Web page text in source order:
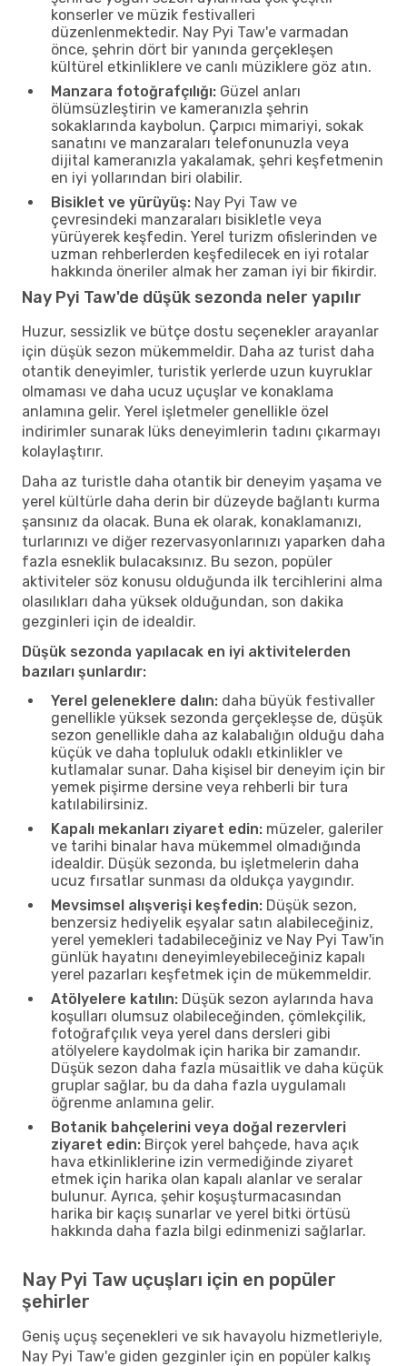
konserler ve müzik festivalleri
düzenlenmektedir. Nay Pyi Taw'e varmadan
önce, şehrin dört bir yanında gerçekleşen
kültürel etkinliklere ve canlı müziklere göz atın.
Manzara fotoğrafçılığı: Güzel anları
ölümsüzleştirin ve kameranızla şehrin
sokaklarında kaybolun. Çarpıcı mimariyi, sokak
sanatını ve manzaraları telefonunuzla veya
dijital kameranızla yakalamak, şehri keşfetmenin
en iyi yollarından biri olabilir.
Bisiklet ve yürüyüş: Nay Pyi Taw ve
çevresindeki manzaraları bisikletle veya
yürüyerek keşfedin. Yerel turizm ofislerinden ve
uzman rehberlerden keşfedilecek en iyi rotalar
hakkında öneriler almak her zaman iyi bir fikirdir.
Nay Pyi Taw'de düşük sezonda neler yapılır
Huzur, sessizlik ve bütçe dostu seçenekler arayanlar
için düşük sezon mükemmeldir. Daha az turist daha
otantik deneyimler, turistik yerlerde uzun kuyruklar
olmaması ve daha ucuz uçuşlar ve konaklama
anlamına gelir. Yerel işletmeler genellikle özel
indirimler sunarak lüks deneyimlerin tadını çıkarmayı
kolaylaştırır.
Daha az turistle daha otantik bir deneyim yaşama ve
yerel kültürle daha derin bir düzeyde bağlantı kurma
şansınız da olacak. Buna ek olarak, konaklamanızı,
turlarınızı ve diğer rezervasyonlarınızı yaparken daha
fazla esneklik bulacaksınız. Bu sezon, popüler
aktiviteler söz konusu olduğunda ilk tercihlerini alma
olasılıkları daha yüksek olduğundan, son dakika
gezginleri için de idealdir.
Düşük sezonda yapılacak en iyi aktivitelerden
bazıları şunlardır:
Yerel geleneklere dalın: daha büyük festivaller
genellikle yüksek sezonda gerçekleşse de, düşük
sezon genellikle daha az kalabalığın olduğu daha
küçük ve daha topluluk odaklı etkinlikler ve
kutlamalar sunar. Daha kişisel bir deneyim için bir
yemek pişirme dersine veya rehberli bir tura
katılabilirsiniz.
Kapalı mekanları ziyaret edin: müzeler, galeriler
ve tarihi binalar hava mükemmel olmadığında
idealdir. Düşük sezonda, bu işletmelerin daha
ucuz fırsatlar sunması da oldukça yaygındır.
Mevsimsel alışverişi keşfedin: Düşük sezon,
benzersiz hediyelik eşyalar satın alabileceğiniz,
yerel yemekleri tadabileceğiniz ve Nay Pyi Taw'in
günlük hayatını deneyimleyebileceğiniz kapalı
yerel pazarları keşfetmek için de mükemmeldir.
Atölyelere katılın: Düşük sezon aylarında hava
koşulları olumsuz olabileceğinden, çömlekçilik,
fotoğrafçılık veya yerel dans dersleri gibi
atölyelere kaydolmak için harika bir zamandır.
Düşük sezon daha fazla müsaitlik ve daha küçük
gruplar sağlar, bu da daha fazla uygulamalı
öğrenme anlamına gelir.
Botanik bahçelerini veya doğal rezervleri
ziyaret edin: Birçok yerel bahçede, hava açık
hava etkinliklerine izin vermediğinde ziyaret
etmek için harika olan kapalı alanlar ve seralar
bulunur. Ayrıca, şehir koşuşturmacasından
harika bir kaçış sunarlar ve yerel bitki örtüsü
hakkında daha fazla bilgi edinmenizi sağlarlar.
Nay Pyi Taw uçuşları için en popüler
şehirler
Geniş uçuş seçenekleri ve sık havayolu hizmetleriyle,
Nay Pyi Taw'e giden gezginler için en popüler kalkış